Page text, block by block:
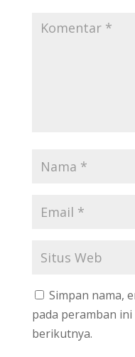
Simpan nama,
pada peramban
berikutnya.